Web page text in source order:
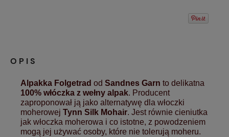
OPIS
Alpakka Folgetrad od Sandnes Garn to delikatna
100% włóczka z wełny alpak. Producent
zaproponował ją jako alternatywę dla włoczki
moherowej Tynn Silk Mohair. Jest równie cieniutka
jak włoczka moherowa i co istotne, z powodzeniem
mogą jej używać osoby, które nie tolerują moheru.